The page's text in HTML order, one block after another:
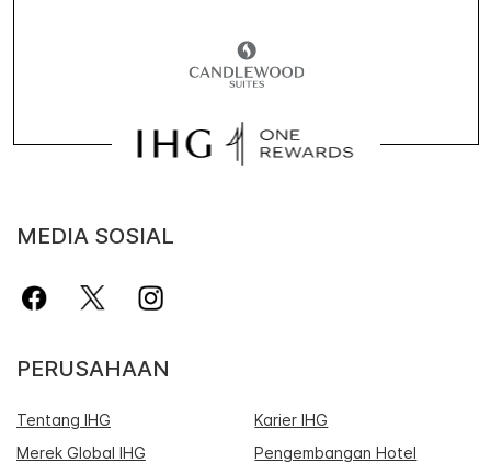
MEDIA SOSIAL
PERUSAHAAN
Tentang IHG
Karier IHG
Merek Global IHG
Pengembangan Hotel